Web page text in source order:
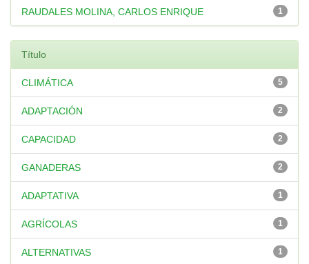
1
RAUDALES MOLINA, CARLOS ENRIQUE
Título
5
CLIMÁTICA
2
ADAPTACIÓN
2
CAPACIDAD
2
GANADERAS
1
ADAPTATIVA
1
AGRÍCOLAS
1
ALTERNATIVAS